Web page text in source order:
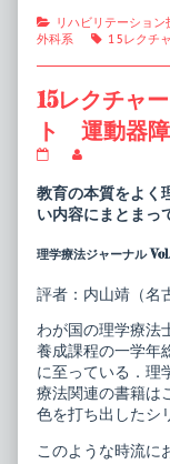
Categories
リハビリテーション
外科系
Tags
15レクチ
15レクチャ
ト 運動器
ク
チ
ャ
シ
ー
ズ
学
療
法
テ
キ
ス
運
posts
by
the
of
レ
ク
ャ
ー
シ
リ
ー
ズ
学
教育の本質をよく
い内容にまとまっ
理学療法ジャーナル
評者：内山靖（名
わが国の理学療法
養成課程の一学年
に至っている．理
療法関連の書籍は
色を打ち出したシ
このような時流に